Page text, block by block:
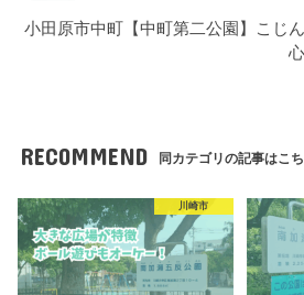
小田原市中町【中町第二公園】こじ
RECOMMEND 同カテゴリの記事はこ
川崎市